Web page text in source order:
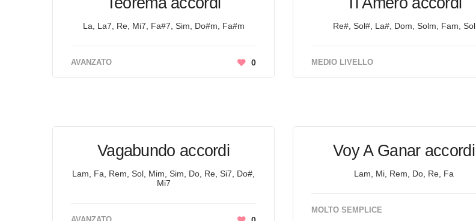
La, La7, Re, Mi7, Fa#7, Sim, Do#m, Fa#m
AVANZATO 0
Re#, Sol#, La#, Dom, Solm, Fam, Sol
MEDIO LIVELLO
Vagabundo accordi
Lam, Fa, Rem, Sol, Mim, Sim, Do, Re, Si7, Do#,
Mi7
Voy A Ganar accordi
Lam, Mi, Rem, Do, Re, Fa
MOLTO SEMPLICE